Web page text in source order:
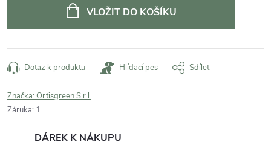
VLOŽIT DO KOŠÍKU
Dotaz k produktu Hlídací pes Sdílet
Značka: Ortisgreen S.r.l.
Záruka: 1
DÁREK K NÁKUPU